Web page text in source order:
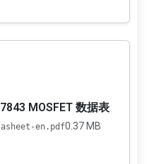
MOSFET 数据表
en.pdf0.37 MB